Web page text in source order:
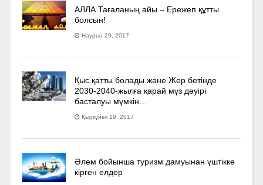
АЛЛА Тағаланың айы – Ережеп құтты
болсын!
Наурыз 29, 2017
Қыс қатты болады және Жер бетінде
2030-2040­-жылға қарай мұз дәуірі
басталуы мүмкін…
Қыркүйек 19, 2017
Әлем бойынша туризм дамуынан үштікке
кірген елдер